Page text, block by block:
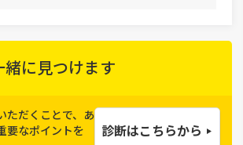
緒に見つけます
だくことで、
あ
要なポイントを
診断はこちらから